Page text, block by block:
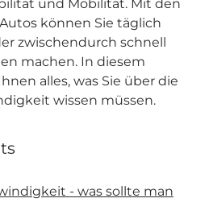
und Mobilität. Mit den
können Sie täglich
zwischendurch schnell
machen. In diesem
alles, was Sie über die
wissen müssen.
- was sollte man